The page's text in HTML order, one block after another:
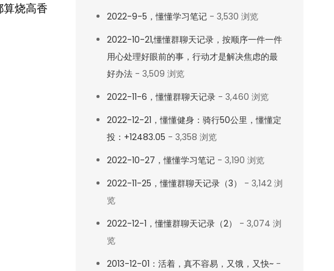
烧高香
2022-9-5，懂懂学习笔记- 3,530 浏览
2022-10-21,懂懂群聊天记录，按顺序一件一件
用心处理好眼前的事，行动才是解决焦虑的最
好办法- 3,509 浏览
2022-11-6，懂懂群聊天记录- 3,460 浏览
2022-12-21，懂懂健身：骑行50公里，懂懂定
投：+12483.05 - 3,358 浏览
2022-10-27，懂懂学习笔记- 3,190 浏览
2022-11-25，懂懂群聊天记录（3）
- 3,142 浏
览
2022-12-1，懂懂群聊天记录（2）
- 3,074 浏
览
2013-12-01：活着，真不容易，又饿，又快~-